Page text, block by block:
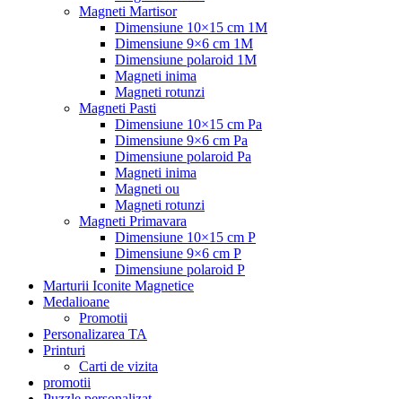
Magneti Martisor
Dimensiune 10×15 cm 1M
Dimensiune 9×6 cm 1M
Dimensiune polaroid 1M
Magneti inima
Magneti rotunzi
Magneti Pasti
Dimensiune 10×15 cm Pa
Dimensiune 9×6 cm Pa
Dimensiune polaroid Pa
Magneti inima
Magneti ou
Magneti rotunzi
Magneti Primavara
Dimensiune 10×15 cm P
Dimensiune 9×6 cm P
Dimensiune polaroid P
Marturii Iconite Magnetice
Medalioane
Promotii
Personalizarea TA
Printuri
Carti de vizita
promotii